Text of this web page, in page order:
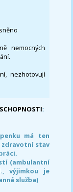
nemocných
nezhotovují
:
má ten
zdravotní stav
(ambulantní
výjimkou je
služba)